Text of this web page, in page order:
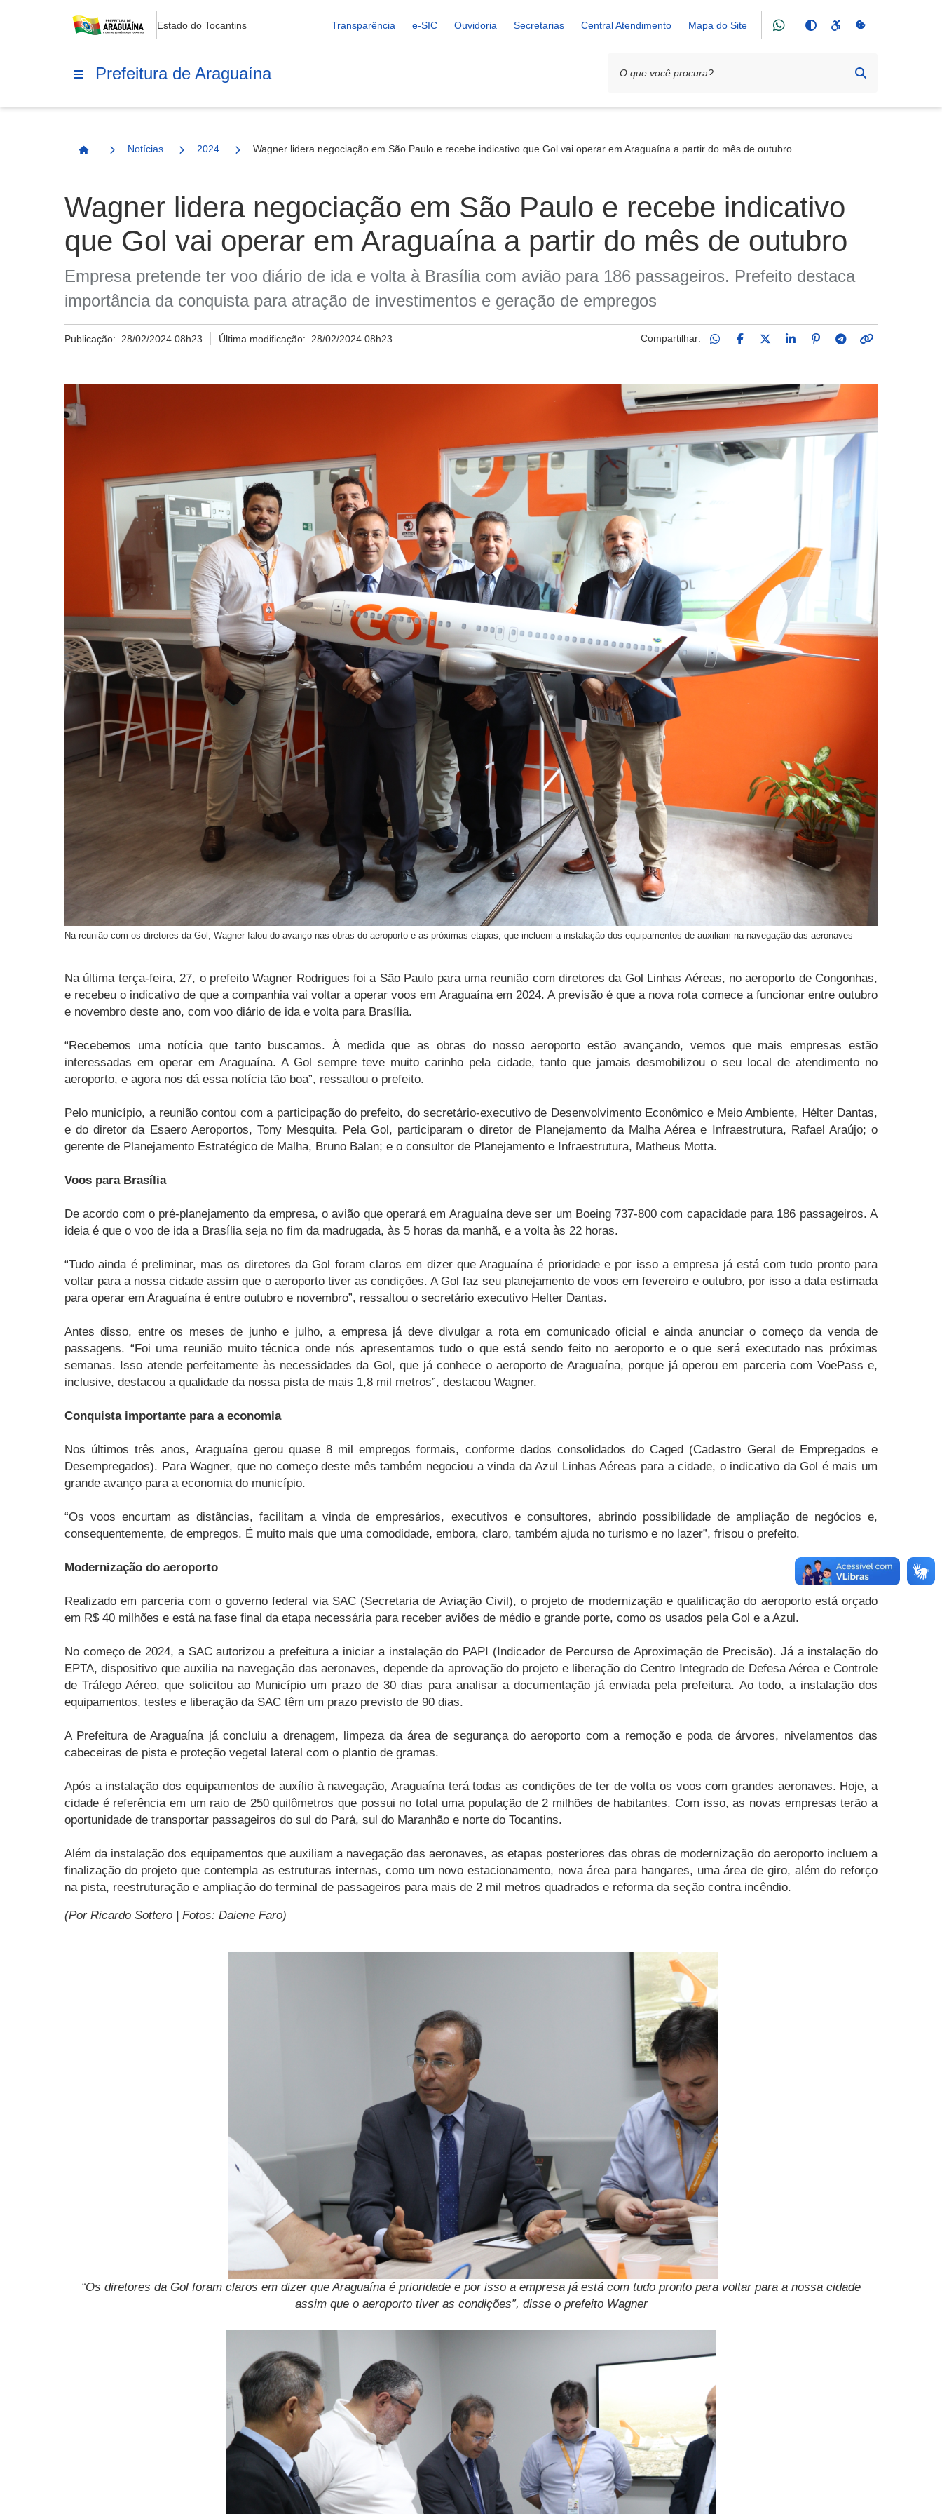
Estado do Tocantins Transparência e-SIC Ouvidoria Secretarias Central Atendimento Mapa do Site
Prefeitura de Araguaína
Página Inicial
Notícias 2024 Wagner lidera negociação em São Paulo e recebe indicativo que Gol vai operar em Araguaína a partir do mês de outubro
Wagner lidera negociação em São Paulo e recebe indicativo
que Gol vai operar em Araguaína a partir do mês de outubro
Empresa pretende ter voo diário de ida e volta à Brasília com avião para 186 passageiros. Prefeito destaca
importância da conquista para atração de investimentos e geração de empregos
Publicação: 28/02/2024 08h23 Última modificação: 28/02/2024 08h23 Compartilhar:
Na reunião com os diretores da Gol, Wagner falou do avanço nas obras do aeroporto e as próximas etapas, que incluem a instalação dos equipamentos de auxiliam na navegação das aeronaves
Na última terça-feira, 27, o prefeito Wagner Rodrigues foi a São Paulo para uma reunião com diretores da Gol Linhas Aéreas, no aeroporto de Congonhas,
e recebeu o indicativo de que a companhia vai voltar a operar voos em Araguaína em 2024. A previsão é que a nova rota comece a funcionar entre outubro
e novembro deste ano, com voo diário de ida e volta para Brasília.
“Recebemos uma notícia que tanto buscamos. À medida que as obras do nosso aeroporto estão avançando, vemos que mais empresas estão
interessadas em operar em Araguaína. A Gol sempre teve muito carinho pela cidade, tanto que jamais desmobilizou o seu local de atendimento no
aeroporto, e agora nos dá essa notícia tão boa”, ressaltou o prefeito.
Pelo município, a reunião contou com a participação do prefeito, do secretário-executivo de Desenvolvimento Econômico e Meio Ambiente, Hélter Dantas,
e do diretor da Esaero Aeroportos, Tony Mesquita. Pela Gol, participaram o diretor de Planejamento da Malha Aérea e Infraestrutura, Rafael Araújo; o
gerente de Planejamento Estratégico de Malha, Bruno Balan; e o consultor de Planejamento e Infraestrutura, Matheus Motta.
Voos para Brasília
De acordo com o pré-planejamento da empresa, o avião que operará em Araguaína deve ser um Boeing 737-800 com capacidade para 186 passageiros. A
ideia é que o voo de ida a Brasília seja no fim da madrugada, às 5 horas da manhã, e a volta às 22 horas.
“Tudo ainda é preliminar, mas os diretores da Gol foram claros em dizer que Araguaína é prioridade e por isso a empresa já está com tudo pronto para
voltar para a nossa cidade assim que o aeroporto tiver as condições. A Gol faz seu planejamento de voos em fevereiro e outubro, por isso a data estimada
para operar em Araguaína é entre outubro e novembro”, ressaltou o secretário executivo Helter Dantas.
Antes disso, entre os meses de junho e julho, a empresa já deve divulgar a rota em comunicado oficial e ainda anunciar o começo da venda de
passagens. “Foi uma reunião muito técnica onde nós apresentamos tudo o que está sendo feito no aeroporto e o que será executado nas próximas
semanas. Isso atende perfeitamente às necessidades da Gol, que já conhece o aeroporto de Araguaína, porque já operou em parceria com VoePass e,
inclusive, destacou a qualidade da nossa pista de mais 1,8 mil metros”, destacou Wagner.
Conquista importante para a economia
Nos últimos três anos, Araguaína gerou quase 8 mil empregos formais, conforme dados consolidados do Caged (Cadastro Geral de Empregados e
Desempregados). Para Wagner, que no começo deste mês também negociou a vinda da Azul Linhas Aéreas para a cidade, o indicativo da Gol é mais um
grande avanço para a economia do município.
“Os voos encurtam as distâncias, facilitam a vinda de empresários, executivos e consultores, abrindo possibilidade de ampliação de negócios e,
consequentemente, de empregos. É muito mais que uma comodidade, embora, claro, também ajuda no turismo e no lazer”, frisou o prefeito.
Modernização do aeroporto
Realizado em parceria com o governo federal via SAC (Secretaria de Aviação Civil), o projeto de modernização e qualificação do aeroporto está orçado
em R$ 40 milhões e está na fase final da etapa necessária para receber aviões de médio e grande porte, como os usados pela Gol e a Azul.
No começo de 2024, a SAC autorizou a prefeitura a iniciar a instalação do PAPI (Indicador de Percurso de Aproximação de Precisão). Já a instalação do
EPTA, dispositivo que auxilia na navegação das aeronaves, depende da aprovação do projeto e liberação do Centro Integrado de Defesa Aérea e Controle
de Tráfego Aéreo, que solicitou ao Município um prazo de 30 dias para analisar a documentação já enviada pela prefeitura. Ao todo, a instalação dos
equipamentos, testes e liberação da SAC têm um prazo previsto de 90 dias.
A Prefeitura de Araguaína já concluiu a drenagem, limpeza da área de segurança do aeroporto com a remoção e poda de árvores, nivelamentos das
cabeceiras de pista e proteção vegetal lateral com o plantio de gramas.
Após a instalação dos equipamentos de auxílio à navegação, Araguaína terá todas as condições de ter de volta os voos com grandes aeronaves. Hoje, a
cidade é referência em um raio de 250 quilômetros que possui no total uma população de 2 milhões de habitantes. Com isso, as novas empresas terão a
oportunidade de transportar passageiros do sul do Pará, sul do Maranhão e norte do Tocantins.
Além da instalação dos equipamentos que auxiliam a navegação das aeronaves, as etapas posteriores das obras de modernização do aeroporto incluem a
finalização do projeto que contempla as estruturas internas, como um novo estacionamento, nova área para hangares, uma área de giro, além do reforço
na pista, reestruturação e ampliação do terminal de passageiros para mais de 2 mil metros quadrados e reforma da seção contra incêndio.
(Por Ricardo Sottero | Fotos: Daiene Faro)
“Os diretores da Gol foram claros em dizer que Araguaína é prioridade e por isso a empresa já está com tudo pronto para voltar para a nossa cidade
assim que o aeroporto tiver as condições”, disse o prefeito Wagner